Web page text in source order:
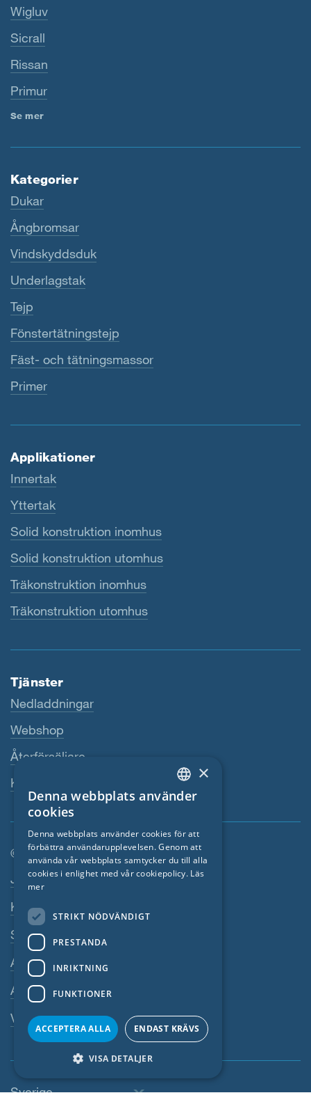
Wigluv
Sicrall
Rissan
Primur
Se mer
Kategorier
Dukar
Ångbromsar
Vindskyddsduk
Underlagstak
Tejp
Fönstertätningstejp
Fäst- och tätningsmassor
Primer
Applikationer
Innertak
Yttertak
Solid konstruktion inomhus
Solid konstruktion utomhus
Träkonstruktion inomhus
Träkonstruktion utomhus
Tjänster
Nedladdningar
Webshop
Återförsäljare
Kontaktperson
© SIGA 2026
Footer-navigation
Jobb
Kontakta
Sekretesspolicy
Avtryck
Allmänna villkor
Visselblasarsystem
Sverige
ENGLISH
FRENCH
CZECH
NORWEGIAN
×
Denna webbplats använder
cookies
Denna webbplats använder cookies för att
förbättra användarupplevelsen. Genom att
använda vår webbplats samtycker du till alla
cookies i enlighet med vår cookiepolicy. Läs
mer
STRIKT NÖDVÄNDIGT
PRESTANDA
INRIKTNING
FUNKTIONER
ACCEPTERA ALLA ENDAST KRÄVS
VISA DETALJER